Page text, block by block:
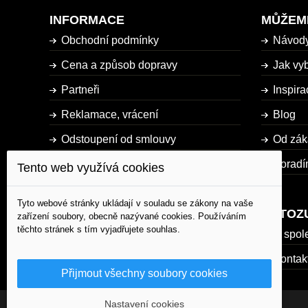
INFORMACE
Obchodní podmínky
Cena a způsob dopravy
Partneři
Reklamace, vrácení
Odstoupení od smlouvy
Dostupnost zboží
Mapa stránky
Jak
Blog
Od
O
Tento web využívá cookies
Tyto webové stránky ukládají v souladu se zákony na vaše
zařízení soubory, obecně nazývané cookies. Používáním
těchto stránek s tím vyjadřujete souhlas.
Přijmout všechny soubory cookies
Nastavení cookies